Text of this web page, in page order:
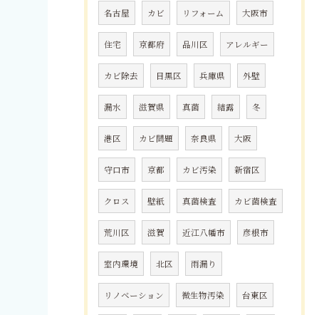
名古屋 カビ リフォーム 大阪市
住宅 京都府 品川区 アレルギー
カビ除去 目黒区 兵庫県 外壁
漏水 滋賀県 真菌 結露 冬
港区 カビ問題 奈良県 大阪
守口市 京都 カビ汚染 新宿区
クロス 壁紙 真菌検査 カビ菌検査
荒川区 滋賀 近江八幡市 彦根市
室内環境 北区 雨漏り
リノベーション 微生物汚染 台東区